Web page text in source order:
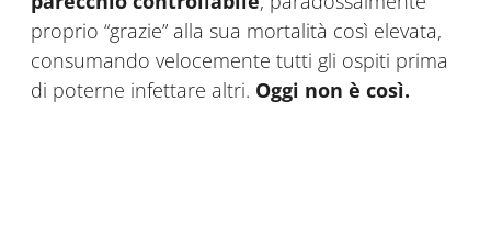
proprio “grazie” alla sua mortalità così elevata,
consumando velocemente tutti gli ospiti prima
di poterne infettare altri. Oggi non è così.